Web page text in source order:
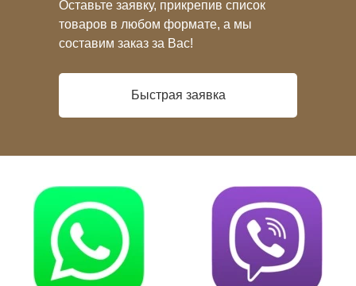
Оставьте заявку, прикрепив список
товаров в любом формате, а мы
составим заказ за Вас!
Быстрая заявка